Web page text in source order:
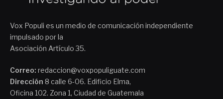
Vox Populi es un medio de comunicación independiente
impulsado por la
Asociación Artículo 35.
Correo: redaccion@voxpopuliguate.com
Dirección 8 calle 6-06. Edificio Elma,
Oficina 102. Zona 1, Ciudad de Guatemala